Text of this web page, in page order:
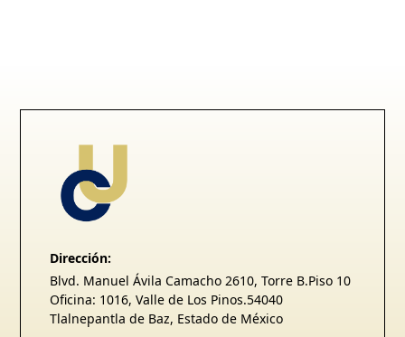
Dirección:
Blvd. Manuel Ávila Camacho 2610, Torre B.Piso 10
Oficina: 1016, Valle de Los Pinos.54040
Tlalnepantla de Baz, Estado de México